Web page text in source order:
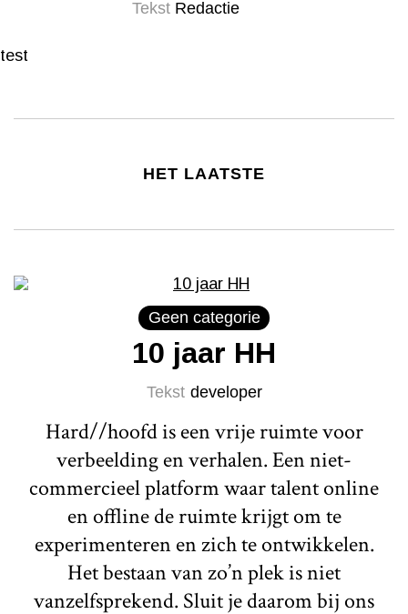
Tekst Redactie
test
HET LAATSTE
Geen categorie
10 jaar HH
Tekst developer
Hard//hoofd is een vrije ruimte voor
verbeelding en verhalen. Een niet-
commercieel platform waar talent online
en offline de ruimte krijgt om te
experimenteren en zich te ontwikkelen.
Het bestaan van zo’n plek is niet
vanzelfsprekend. Sluit je daarom bij ons